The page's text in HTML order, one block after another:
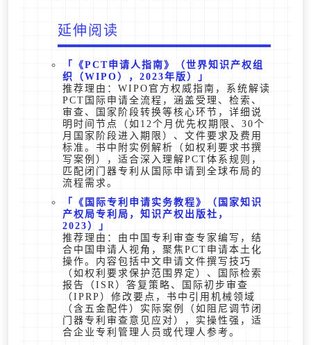
延伸阅读
《PCT申请人指南》（世界知识产权组
织（WIPO），2023年版）
推荐理由：WIPO官方权威指南，系统解读
PCT国际申请全流程，涵盖受理、检索、
审查、国家阶段转换等核心环节，详细说
明时间节点（如12个月优先权期限、30个
月国家阶段进入期限）、文件要求及费用
标准。书中附实例解析（如权利要求书撰
写案例），适合深入理解PCT体系规则，
匹配闭门器专利从国际申请到全球布局的
流程需求。
《国际专利申请实务教程》（国家知识
产权局专利局，知识产权出版社，
2023）
推荐理由：由中国专利审查专家编写，结
合中国申请人视角，聚焦PCT申请本土化
操作。内容包括中文申请文件撰写技巧
（如权利要求保护范围界定）、国际检索
报告（ISR）答复策略、国际初步审查
（IPRP）修改要点，书中引用机械领域
（含五金配件）实际案例（如阻尼调节闭
门器专利审查意见应对），实操性强，适
合企业专利管理人员或代理人参考。